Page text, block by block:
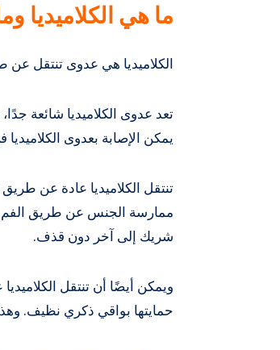
ما هي الكلاميديا
الكلاميديا ​​هي عدوى تنتقل عن
يمكن الإصابة بعدوى
تنتقل الكلاميديا ​​عادة عن
ممارسة الجنس عن طريق الفم
شريك إلى آخر دون قذف.
ويمكن أيضًا أن تنتقل
حمايتها بواقي ذكري نظيف.